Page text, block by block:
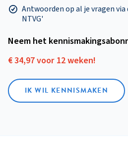
Antwoorden op al je vragen
NTVG'
Neem het
€ 34,97 voor 12 weken!
IK WIL KENNISMAKEN